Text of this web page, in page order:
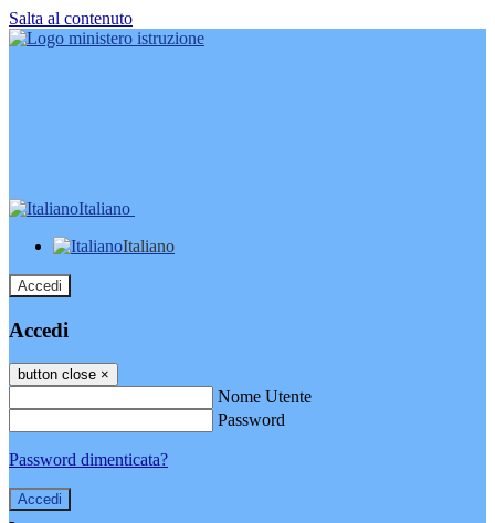
Salta al contenuto
Italiano
Italiano
Accedi
Accedi
button close ×
Nome Utente
Password
Password dimenticata?